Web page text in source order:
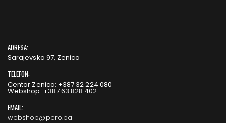
ADRESA:
Sarajevska 97, Zenica
TELEFON:
Centar Zenica: +387 32 224 080
Webshop: +387 63 828 402
EMAIL:
webshop@pero.ba